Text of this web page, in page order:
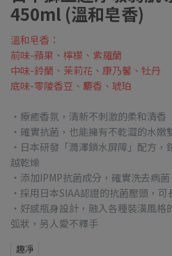
450ml (溫和皂香)
溫和皂香：
前味-蘋果、檸檬、紫羅蘭
中味-鈴蘭、茉莉花、康乃馨、牡丹
底味-零陵香豆、麝香、琥珀
・療癒香氛，清新不刺激的柔和清香
・確實抗菌，也能擁有不乾澀的水嫩
・日本研發「潤澤鎖水屏障」配方
越乾燥
・添加IPMP抗菌成分，確實洗去病菌
・採用日本SIAA認證的抗菌壓頭，
・好感瓶身設計，融入各種裝潢風
弧狀，另人愛不釋手
趣凈